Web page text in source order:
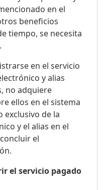
en el
beneficios
tiempo, se necesita
en el servicio
y alias
no adquiere
ellos en el sistema
exclusivo de la
y el alias en el
el
el servicio pagado